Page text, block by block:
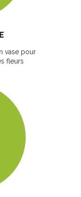
vase pour
fleurs